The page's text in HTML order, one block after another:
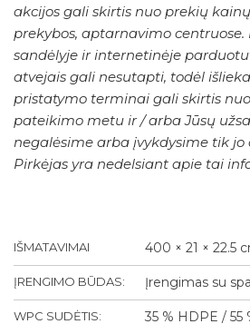
akcijos gali skirtis nuo prekių
prekybos, aptarnavimo
sandėlyje ir internetinėje
atvejais gali nesutapti, todėl
pristatymo terminai gali skirtis
pateikimo metu ir / arba Jūsų
negalėsime arba įvykdysime tik jo
Pirkėjas yra nedelsiant apie tai
IŠMATAVIMAI 400 × 21 × 22.5
ĮRENGIMO BŪDAS: Įrengimas su
WPC SUDĖTIS:
35 % HDPE /